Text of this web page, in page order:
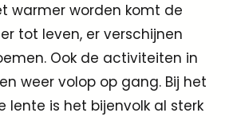
warmer worden komt de
tot leven, er verschijnen
Ook de activiteiten in
weer volop op gang. Bij het
lente is het bijenvolk al sterk